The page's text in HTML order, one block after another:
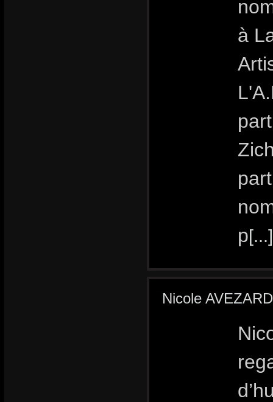
à
p[...]
Nicole AVEZARD